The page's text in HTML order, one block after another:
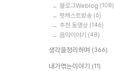
블로그Weblog (108)
팟캐스트방송 (6)
추천 동영상 (146)
음악이야기 (48)
생각을정리하며 (366)
내가엮는이야기 (11)